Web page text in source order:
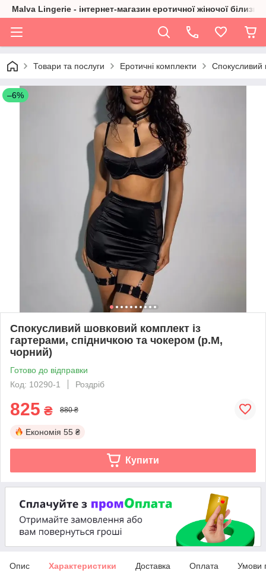
Malva Lingerie - інтернет-магазин еротичної жіночої білизни
Товари та послуги Еротичні комплекти Спокусливий
–6%
Спокусливий шовковий комплект із
гартерами, спідничкою та чокером (р.М,
чорний)
Готово до відправки
Код: 10290-1
Роздріб
825 ₴ 880 ₴
Економія 55 ₴
Купити
Опис Характеристики Доставка Оплата Умови